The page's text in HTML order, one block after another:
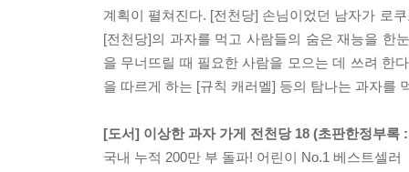
계획이 펼쳐진다. [전천당] 손님이었던 남자가 로
[전천당]의 과자를 먹고 사람들의 숨은 재능을 한
을 무너뜨릴 때 필요한 사람을 모으는 데 쓰려 한
을 따르게 하는 [규칙 캐러멜] 등의 탐나는 과자를
[도서] 이상한 과자 가게 전천당 18 (초판한정부록
국내 누적 200만 부 돌파! 어린이 No.1 베스트셀